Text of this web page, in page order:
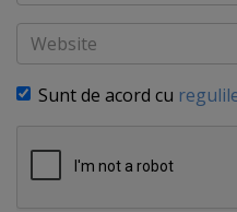
Website
Sunt de acord cu